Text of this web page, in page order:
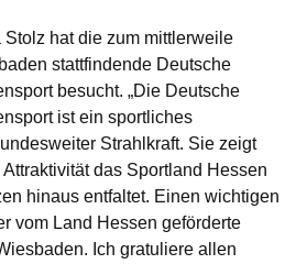
hat die zum mittlerweile
stattfindende Deutsche
besucht. „Die Deutsche
ist ein sportliches
Strahlkraft. Sie zeigt
das Sportland Hessen
hinaus entfaltet. Einen wichtigen
vom Land Hessen geförderte
Ich gratuliere allen